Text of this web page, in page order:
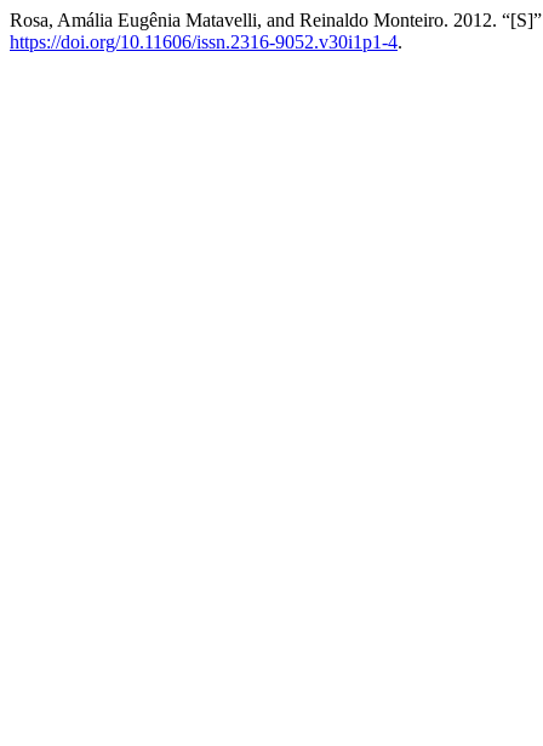
Rosa, Amália Eugênia Matavelli, and Reinaldo Monteiro. 2012.
https://doi.org/10.11606/issn.2316-9052.v30i1p1-4.